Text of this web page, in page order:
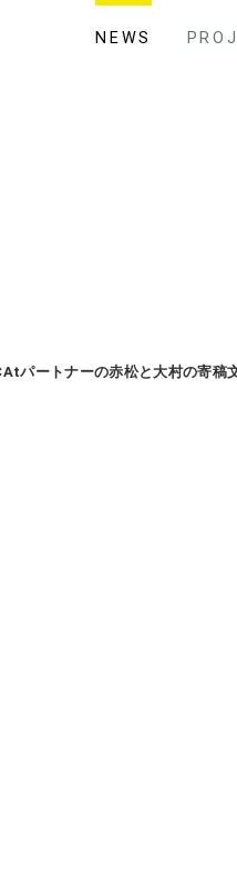
NEWS
パートナーの赤松と大村の寄稿